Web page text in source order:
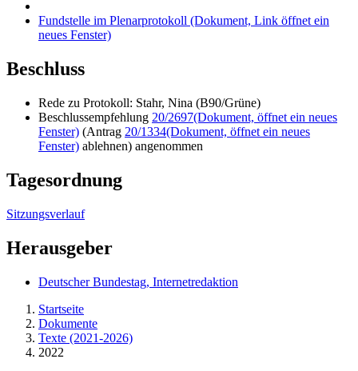
Fundstelle im Plenarprotokoll (Dokument, Link öffnet ein
neues Fenster)
Beschluss
Rede zu Protokoll: Stahr, Nina (B90/Grüne)
Beschlussempfehlung 20/2697(Dokument, öffnet ein neues
Fenster) (Antrag 20/1334(Dokument, öffnet ein neues
Fenster) ablehnen) angenommen
Tagesordnung
Sitzungsverlauf
Herausgeber
Deutscher Bundestag, Internetredaktion
Startseite
Dokumente
Texte (2021-2026)
2022